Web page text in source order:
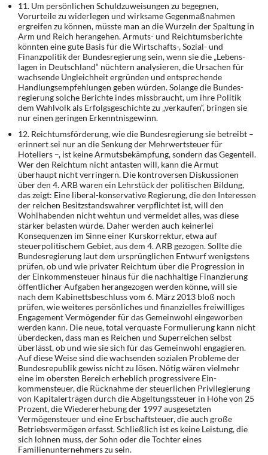
11. Um persönlichen Schuldzuweisungen zu begegnen,
Vorurteile zu widerlegen und wirk­same Gegenmaßnahmen
ergreifen zu können, müsste man an die Wurzeln der Spaltung in
Arm und Reich herangehen. Armuts- und Reichtumsberichte
könnten eine gute Basis für die Wirtschafts-, Sozial- und
Finanzpolitik der Bundesregierung sein, wenn sie die „Lebens­
lagen in Deutschland“ nüchtern analysieren, die Ursachen für
wachsende Ungleichheit er­gründen und entsprechende
Handlungsempfehlungen geben würden. Solange die Bundes­
regierung solche Berichte indes missbraucht, um ihre Politik
dem Wahlvolk als Erfolgsge­schichte zu „verkaufen“, bringen sie
nur einen geringen Erkenntnisgewinn.
12. Reichtumsförderung, wie die Bundesregierung sie betreibt –
erinnert sei nur an die Senkung der Mehrwertsteuer für
Hoteliers –, ist keine Armutsbekämpfung, sondern das Gegenteil.
Wer den Reichtum nicht antasten will, kann die Armut
überhaupt nicht verrin­gern. Die kontroversen Diskussionen
über den 4. ARB waren ein Lehrstück der politischen Bildung,
das zeigt: Eine liberal-konservative Regierung, die den Interessen
der reichen Be­sitzstandswahrer verpflichtet ist, will den
Wohlhabenden nicht wehtun und vermeidet alles, was diese
stärker belasten würde. Daher werden auch keinerlei
Konsequenzen im Sinne einer Kurskorrektur, etwa auf
steuerpolitischem Gebiet, aus dem 4. ARB gezogen. Sollte die
Bundesregierung laut dem ursprünglichen Entwurf wenigstens
prüfen, ob und wie pri­vater Reichtum über die Progression in
der Einkommensteuer hinaus für die nachhaltige Finanzierung
öffentlicher Aufgaben herangezogen werden könne, will sie
nach dem Kabi­nettsbeschluss vom 6. März 2013 bloß noch
prüfen, wie weiteres persönliches und finanzi­elles freiwilliges
Engagement Vermögender für das Gemeinwohl eingeworben
werden kann. Die neue, total verquaste Formulierung kann nicht
überdecken, dass man es Rei­chen und Superreichen selbst
überlässt, ob und wie sie sich für das Gemeinwohl engagie­ren.
Auf diese Weise sind die wachsenden sozialen Probleme der
Bundesrepublik gewiss nicht zu lösen. Nötig wären vielmehr
eine im obersten Bereich erheblich progressivere Ein­
kommensteuer, die Rücknahme der steuerlichen Privilegierung
von Kapitalerträgen durch die Abgeltungssteuer in Höhe von 25
Prozent, die Wiedererhebung der 1997 ausgesetzten
Vermögensteuer und eine Erbschaftsteuer, die auch große
Betriebsvermögen erfasst. Schließlich ist es keine Leistung, die
sich lohnen muss, der Sohn oder die Tochter eines
Familienunternehmers zu sein.